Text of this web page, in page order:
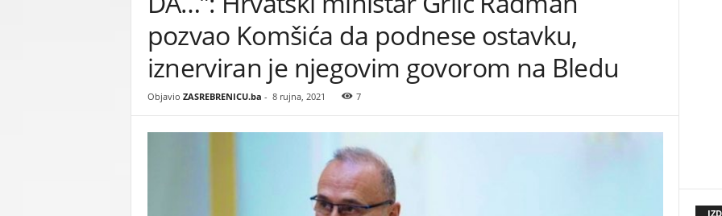
E
B
R
pozvao Komšića da podnese ostavku,
iznerviran je njegovim govorom na Bledu
Objavio ZASREBRENICU.ba - 8 rujna, 2021 7